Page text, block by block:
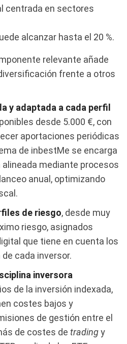
centrada en sectores
alcanzar hasta el 20 %.
relevante añade
frente a otros
y adaptada a cada perfil
desde 5.000 €, con
aportaciones periódicas
de inbestMe se encarga
mediante procesos
anual, optimizando
de riesgo, desde muy
riesgo, asignados
que tiene en cuenta los
cada inversor.
inversora
de la inversión indexada,
costes bajos y
de gestión entre el
de costes de tradingy